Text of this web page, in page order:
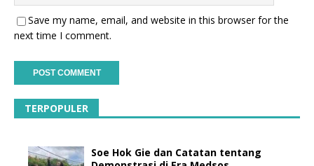
Save my name, email, and website in this browser for the
next time I comment.
TERPOPULER
Soe Hok Gie dan Catatan tentang